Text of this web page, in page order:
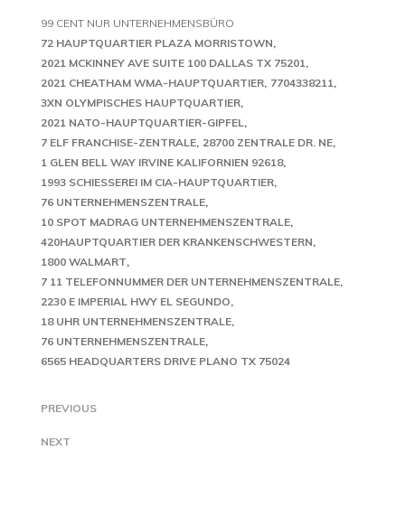
99 CENT NUR UNTERNEHMENSBÜRO
72 HAUPTQUARTIER PLAZA MORRISTOWN
2021 MCKINNEY AVE SUITE 100 DALLAS TX 75201
2021 CHEATHAM WMA-HAUPTQUARTIER 7704338211
3XN OLYMPISCHES HAUPTQUARTIER
2021 NATO-HAUPTQUARTIER-GIPFEL
7 ELF FRANCHISE-ZENTRALE 28700 ZENTRALE DR. NE
1 GLEN BELL WAY IRVINE KALIFORNIEN 92618
1993 SCHIESSEREI IM CIA-HAUPTQUARTIER
76 UNTERNEHMENSZENTRALE
10 SPOT MADRAG UNTERNEHMENSZENTRALE
420HAUPTQUARTIER DER KRANKENSCHWESTERN
1800 WALMART
7 11 TELEFONNUMMER DER UNTERNEHMENSZENTRALE
2230 E IMPERIAL HWY EL SEGUNDO
18 UHR UNTERNEHMENSZENTRALE
76 UNTERNEHMENSZENTRALE
6565 HEADQUARTERS DRIVE PLANO TX 75024
PREVIOUS
NEXT